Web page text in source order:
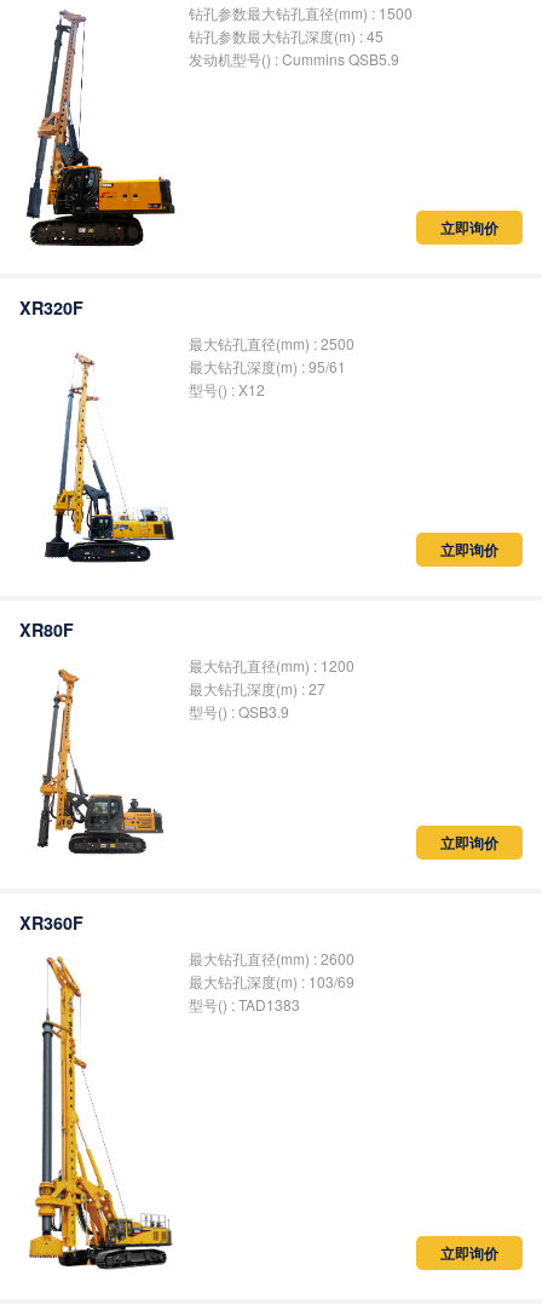
钻孔参数最大钻孔直径(mm) : 1500
钻孔参数最大钻孔深度(m) : 45
发动机型号() : Cummins QSB5.9
立即询价
XR320F
最大钻孔直径(mm) : 2500
最大钻孔深度(m) : 95/61
型号() : X12
立即询价
XR80F
最大钻孔直径(mm) : 1200
最大钻孔深度(m) : 27
型号() : QSB3.9
立即询价
XR360F
最大钻孔直径(mm) : 2600
最大钻孔深度(m) : 103/69
型号() : TAD1383
立即询价